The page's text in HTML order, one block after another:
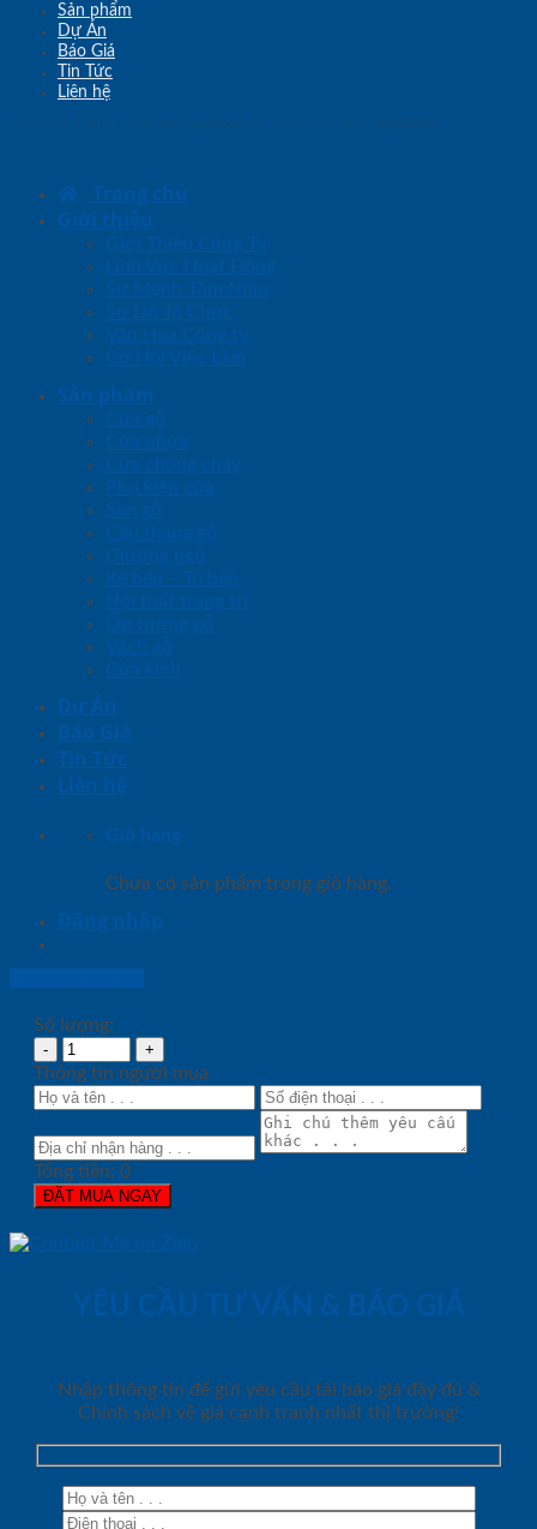
Sản phẩm
Dự Án
Báo Giá
Tin Tức
Liên hệ
Trang chủ
Giới thiệu
Giới Thiệu Công Ty
Lĩnh Vực Hoạt Động
Sứ Mệnh Tầm Nhìn
Sơ Đồ Tổ Chức
Văn Hóa Công ty
Cơ Hội Việc Làm
Sản phẩm
Cửa gỗ
Cửa nhựa
Cửa chống cháy
Phụ kiện cửa
Sàn gỗ
Cầu thang gỗ
Giường ngủ
Kệ bếp – Tủ bếp
Nội thất trang trí
Ốp tường gỗ
Vách gỗ
Cửa kính
Dự Án
Báo Giá
Tin Tức
Liên hệ
Giỏ hàng
Chưa có sản phẩm trong giỏ hàng.
Đăng nhập
Số lượng:
Thông tin người mua
Tổng tiền: 0
ĐẶT MUA NGAY
YÊU CẦU TƯ VẤN & BÁO GIÁ
Nhập thông tin để gửi yêu cầu tải báo giá đầy đủ &
Chính sách về giá cạnh tranh nhất thị trường!